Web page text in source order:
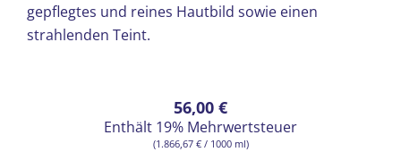
gepflegtes und reines Hautbild sowie einen
strahlenden Teint.
56,00 €
Enthält 19% Mehrwertsteuer
(1.866,67 €/ 1000 ml)